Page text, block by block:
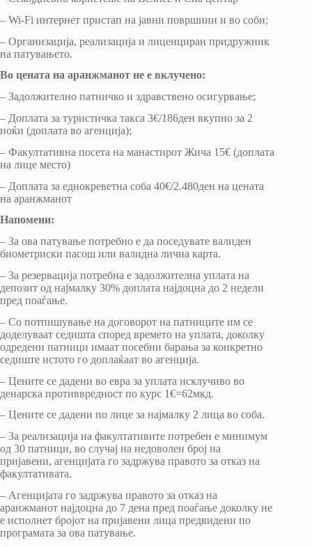
– Wi-Fi интернет пристап на јавни површини и во соби;
– Организација, реализација и лиценциран придружник
на патувањето.
Во цената на аранжманот не е вклучено:
– Задолжително патничко и здравствено осигурвање;
– Доплата за туристичка такса 3€/186ден вкупно за 2
ноќи (доплата во агенција);
– Факултативна посета на манастирот Жича 15€ (доплата
на лице место)
– Доплата за еднокреветна соба 40€/2.480ден на цената
на аранжманот
Напомени:
– За ова патување потребно e да поседувате валиден
биометриски пасош или валидна лична карта.
– За резервација потребна е задолжителна уплата на
депозит од најмалку 30% доплата најдоцна до 2 недели
пред поаѓање.
– Со потпишување на договорот на патниците им се
доделуваат седишта според времето на уплата, доколку
одредени патници имаат посебни барања за конкретно
седиште истото го доплаќаат во агенција.
– Цените се дадени во евра за уплата исклучиво во
денарска противвредност по курс 1€=62мкд.
– Цените се дадени по лице за најмалку 2 лица во соба.
– За реализација на факултативите потребен е минимум
од 30 патници, во случај на недоволен број на
пријавени, агенцијата го задржува правото за отказ на
факултативата.
– Агенцијата го задржува правото за отказ на
аранжманот најдоцна до 7 дена пред поаѓање доколку не
е исполнет бројот на пријавени лица предвидени по
програмата за ова патување.